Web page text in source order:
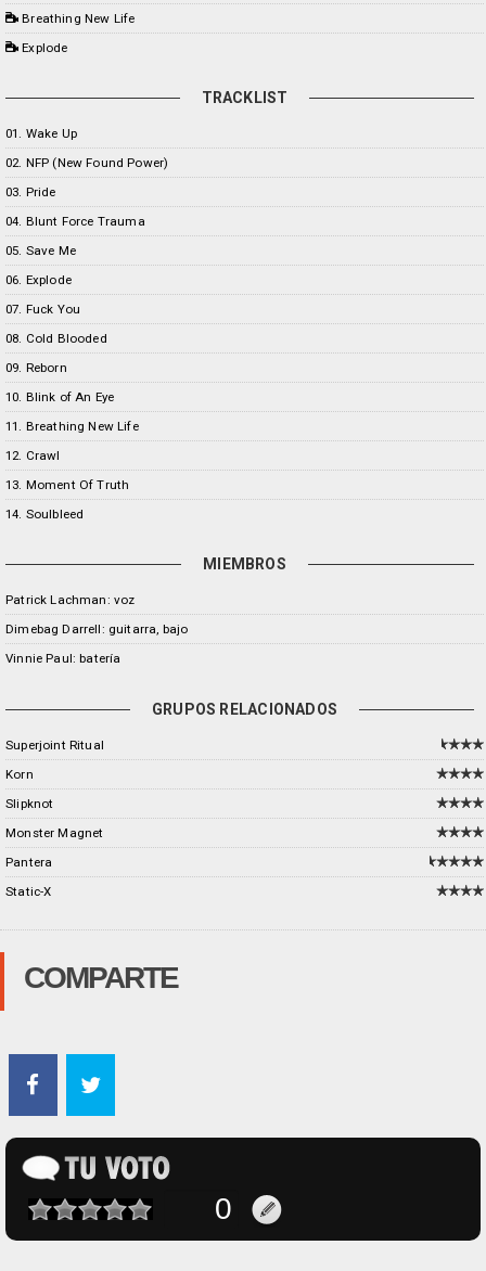
Breathing New Life
Explode
TRACKLIST
01. Wake Up
02. NFP (New Found Power)
03. Pride
04. Blunt Force Trauma
05. Save Me
06. Explode
07. Fuck You
08. Cold Blooded
09. Reborn
10. Blink of An Eye
11. Breathing New Life
12. Crawl
13. Moment Of Truth
14. Soulbleed
MIEMBROS
Patrick Lachman: voz
Dimebag Darrell: guitarra, bajo
Vinnie Paul: batería
GRUPOS RELACIONADOS
Superjoint Ritual
Korn
Slipknot
Monster Magnet
Pantera
Static-X
COMPARTE